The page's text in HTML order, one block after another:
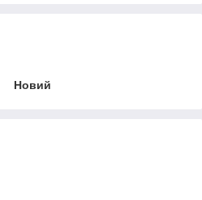
Новий